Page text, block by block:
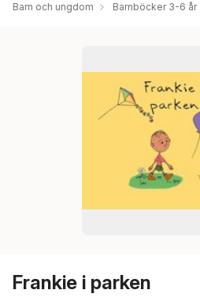
Barn och ungdom Barnböcker 3-6 år
Frankie i parken